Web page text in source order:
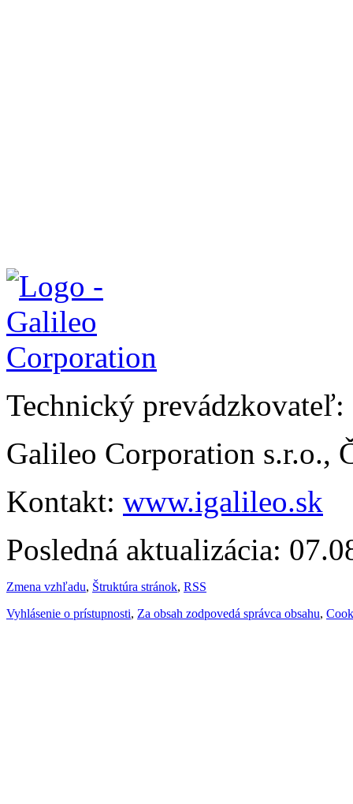
Technický prevádzkovateľ:
Galileo Corporation s.r.o.,
Kontakt: www.igalileo.sk
Posledná aktualizácia:
Zmena vzhľadu, Štruktúra stránok, RSS
Vyhlásenie o prístupnosti, Za obsah zodpovedá správca obsahu,